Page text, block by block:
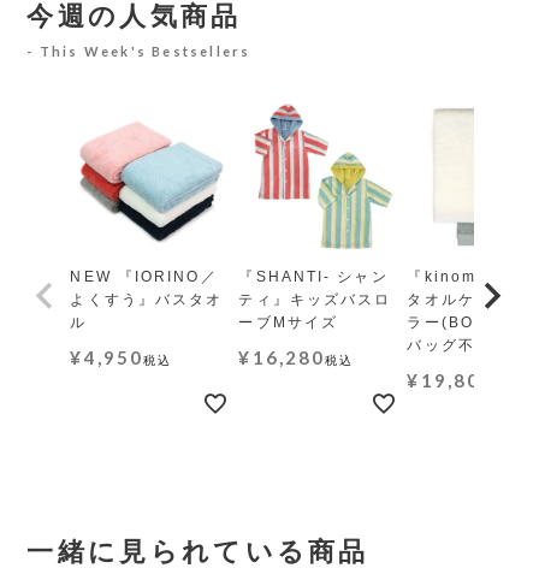
今週の人気商品
This Week's Bestsellers
NEW 『IORINO／
よくすう』バスタオ
ル
¥4,950税込
『SHANTI- シャン
ティ』キッズバスロ
ーブMサイズ
¥ 16,280税込
『kinome-木の
タオルケット レ
ラー(BOX・ギ
バッグ不可)
¥ 19,800
一緒に見られている商品